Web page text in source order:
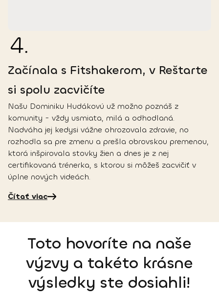
4.
Začínala s Fitshakerom, v Reštarte
si spolu zacvičíte
Našu Dominiku Hudákovú už možno poznáš z
komunity - vždy usmiata, milá a odhodlaná.
Nadváha jej kedysi vážne ohrozovala zdravie, no
rozhodla sa pre zmenu a prešla obrovskou premenou,
ktorá inšpirovala stovky žien a dnes je z nej
certifikovaná trénerka, s ktorou si môžeš zacvičiť v
úplne nových videách.
Čítať viac
Toto hovoríte na naše
výzvy a takéto krásne
výsledky ste dosiahli!